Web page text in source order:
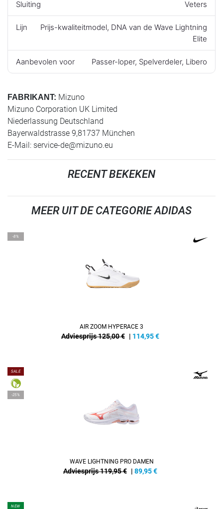
Sluiting Veters
Lijn
Prijs-kwaliteitmodel, DNA van de Wave Lightning
Elite
Aanbevolen voor Passer-loper, Spelverdeler, Libero
FABRIKANT: Mizuno
Mizuno Corporation UK Limited
Niederlassung Deutschland
Bayerwaldstrasse 9,81737 München
E-Mail: service-de@mizuno.eu
RECENT BEKEKEN
MEER UIT DE CATEGORIE ADIDAS
-8%
AIR ZOOM HYPERACE 3
Adviesprijs 125,00 € | 114,95€
SALE
-25%
WAVE LIGHTNING PRO DAMEN
Adviesprijs 119,95 € | 89,95€
NEW